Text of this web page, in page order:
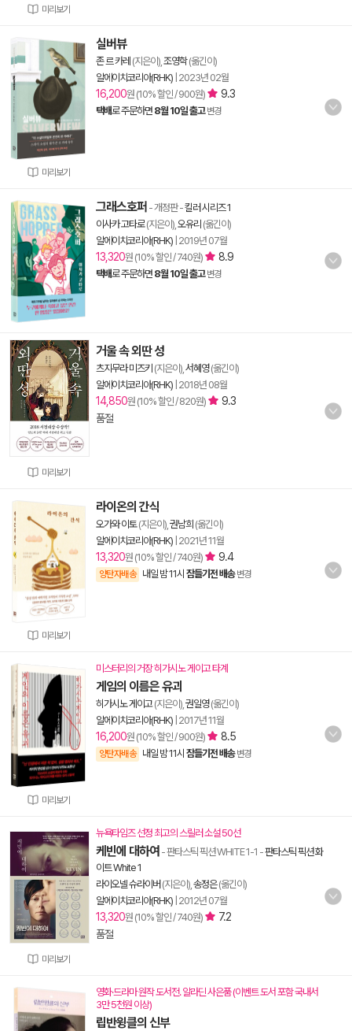
미리보기
미리보기
실버뷰
존 르 카레 (지은이), 조영학(옮긴이)
알에이치코리아(RHK) 2023년 02월
16,200원 (10% 할인 / 900원) 9.3
택배로 주문하면 8월 10일 출고 변경
그래스호퍼 - 개정판-킬러 시리즈 1
이사카 고타로(지은이), 오유리 (옮긴이)
알에이치코리아(RHK) 2019년 07월
13,320원 (10% 할인 / 740원) 8.9
택배로 주문하면 8월 10일 출고 변경
미리보기
거울 속 외딴 성
츠지무라 미즈키 (지은이), 서혜영(옮긴이)
알에이치코리아(RHK) 2018년 08월
14,850원 (10% 할인 / 820원)
9.3
품절
미리보기
라이온의 간식
오가와 이토(지은이), 권남희 (옮긴이)
알에이치코리아(RHK) 2021년 11월
13,320원 (10% 할인 / 740원) 9.4
양탄자배송 내일 밤 11시 잠들기전 배송 변경
미리보기
미스터리의 거장 히가시노 게이고 타계
게임의 이름은 유괴
히가시노 게이고(지은이), 권일영(옮긴이)
알에이치코리아(RHK) 2017년 11월
16,200원 (10% 할인 / 900원) 8.5
양탄자배송 내일 밤 11시 잠들기전 배송 변경
미리보기
뉴욕타임즈 선정 최고의 스릴러 소설 50선
케빈에 대하여 - 판타스틱 픽션 WHITE 1-1 -판타스틱 픽션 화
이트 White 1
라이오넬 슈라이버 (지은이), 송정은(옮긴이)
알에이치코리아(RHK) 2012년 07월
13,320원 (10% 할인 / 740원)
7.2
품절
영화·드라마 원작 도서전. 알라딘 사은품 (이벤트 도서 포함 국내서
3만 5천원 이상)
립반윙클의 신부